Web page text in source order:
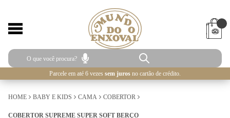
Parcele em até 6 vezes sem juros no cartão de crédito.
HOME BABY E KIDS CAMA COBERTOR
COBERTOR SUPREME SUPER SOFT BERÇO